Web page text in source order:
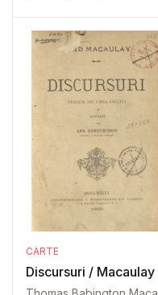
CARTE
Discursuri / Macaulay